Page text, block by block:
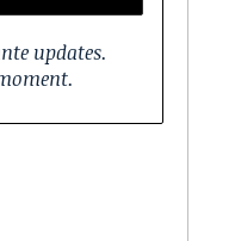
updates.